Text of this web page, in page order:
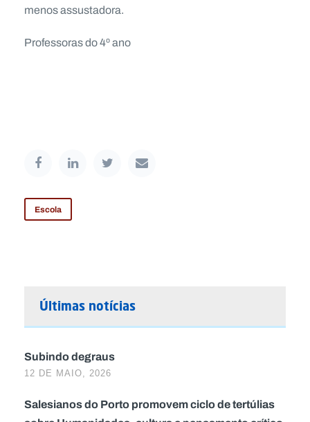
menos assustadora.
Professoras do 4º ano
Escola
Últimas notícias
Subindo degraus
12 DE MAIO, 2026
Salesianos do Porto promovem ciclo de tertúlias